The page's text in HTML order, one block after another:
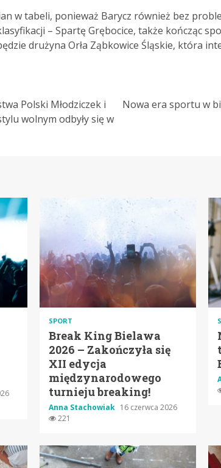
w tabeli, ponieważ Barycz również bez
– Spartę Grębocice, także kończąc
drużyna Orła Ząbkowice Śląskie, która
Polski Młodziczek i
wolnym odbyły się w
Nowa era sportu w
SPORT
Break King Bielawa
2026 – Zakończyła się
XII edycja
międzynarodowego
turnieju breaking!
Anna Stachowiak 16 czerwca 2026
221